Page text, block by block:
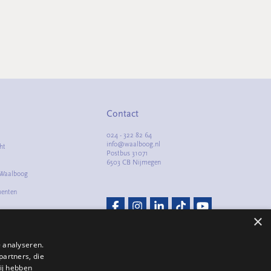
Contact
024 - 322 82 64
info@waalboog.nl
Postbus 31071
6503 CB Nijmegen
×
die
hebben